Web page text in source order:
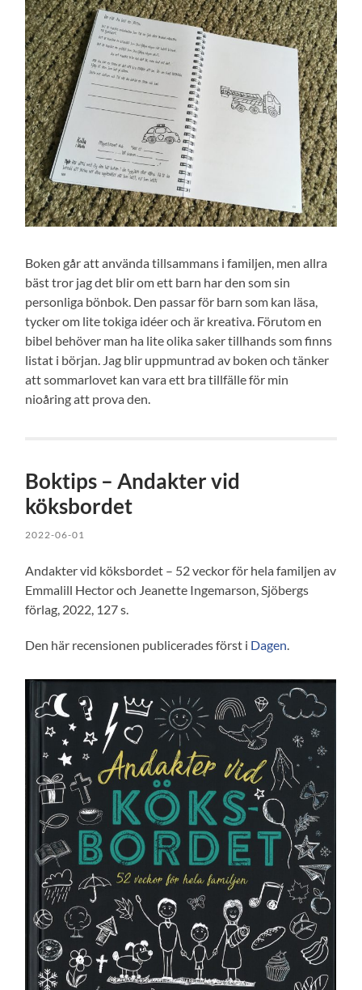
Boken går att använda tillsammans i familjen, men allra
bäst tror jag det blir om ett barn har den som sin
personliga bönbok. Den passar för barn som kan läsa,
tycker om lite tokiga idéer och är kreativa. Förutom en
bibel behöver man ha lite olika saker tillhands som finns
listat i början. Jag blir uppmuntrad av boken och tänker
att sommarlovet kan vara ett bra tillfälle för min
nioåring att prova den.
Boktips – Andakter vid
köksbordet
2022-06-01
Andakter vid köksbordet – 52 veckor för hela familjen av
Emmalill Hector och Jeanette Ingemarson, Sjöbergs
förlag, 2022, 127 s.
Den här recensionen publicerades först i Dagen.